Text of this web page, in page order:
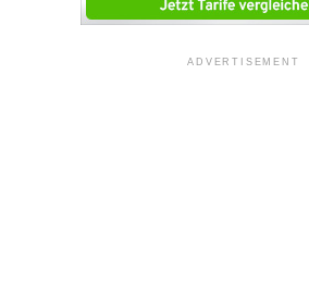
ADVERTISEMENT